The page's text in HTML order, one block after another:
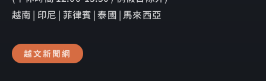
越南 | 印尼 | 菲律賓 | 泰國 | 馬來西亞
越文新聞網